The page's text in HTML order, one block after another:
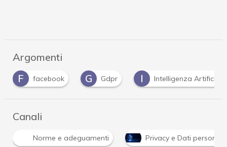
Argomenti
G
Gdpr Intelligenza Artificiale P Privacy
Canali
Norme e adeguamenti Privacy e Dati personali